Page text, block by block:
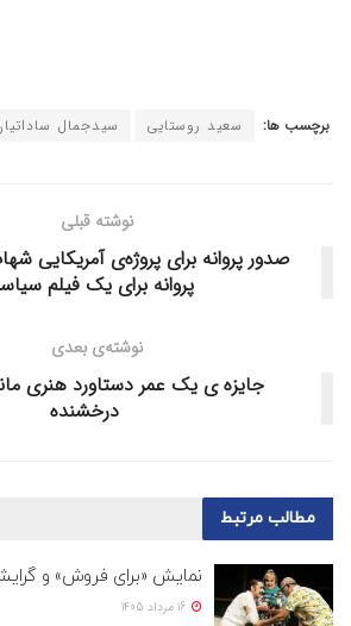
برچسب ها: سعید روستایی سیدجمال
نوشته قبلی
صدور پروانه برای پروژه‌ی آمریکایی
پروانه برای یک فیلم
نوشته‌ی بعدی
جایزه ی یک عمر دستاورد هنری
درخشنده
مطالب مرتبط
نمایش «برای فروش» و